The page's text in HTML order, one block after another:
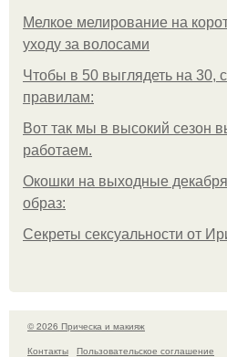
Мелкое мелирование на
уходу за волосами
Чтобы в 50 выглядеть на 30,
правилам:
Вот так мы в высокий сезон
работаем.
Окошки на выходные
образ:
Секреты сексуальности от
© 2026 Прическа и макияж
Контакты
Пользовательское соглашение